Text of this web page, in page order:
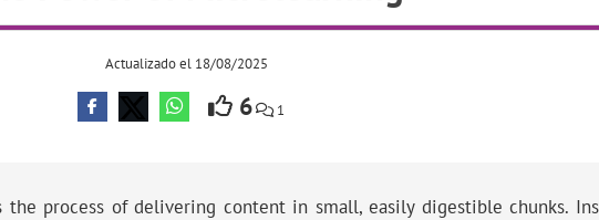
Actualizado el 18/08/2025
6 1
the process of delivering content in small, easily digestible chunks.